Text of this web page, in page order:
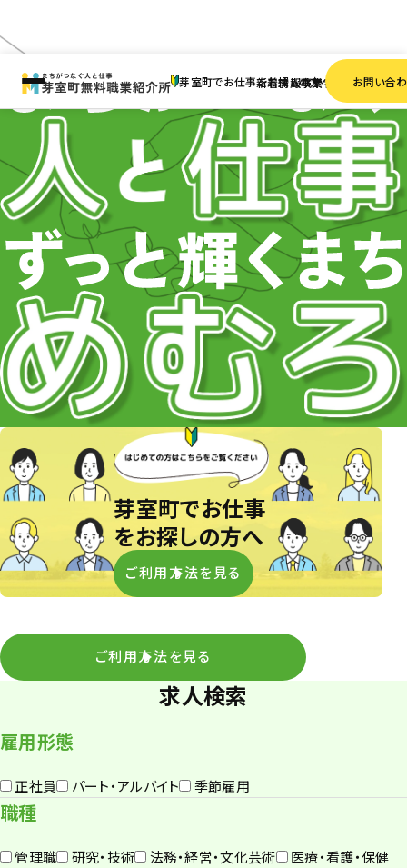
芽室町でお仕事をお探しの方へ
新着情報求人検索事業者一覧お問い合
芽室町でお仕事
をお探しの方へ
ご利用方法を見る
ご利用方法を見る
求人検索
雇用形態
正社員 パート・アルバイト 季節雇用
職種
管理職 研究・技術 法務・経営・文化芸術
医療・看護・保健